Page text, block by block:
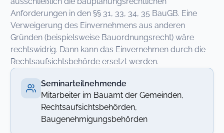
Anforderungen in den §§ 31, 33, 34, 35 BauGB. Eine
Verweigerung des Einvernehmens aus anderen
Gründen (beispielsweise Bauordnungsrecht) wäre
rechtswidrig. Dann kann das Einvernehmen durch die
Rechtsaufsichtsbehörde ersetzt werden.
Seminarteilnehmende
Mitarbeiter im Bauamt der Gemeinden,
Rechtsaufsichtsbehörden,
Baugenehmigungsbehörden